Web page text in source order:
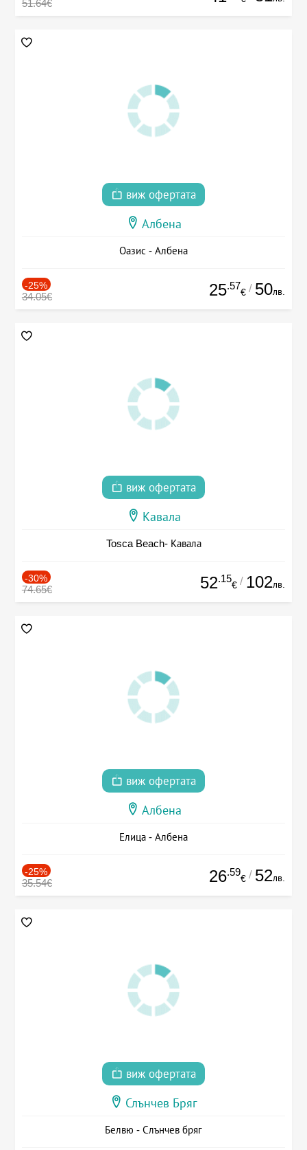
51.64€
виж офертата
Албена
Оазис - Албена
-25%
34.05€ 25.57
€ / 50лв.
виж офертата
Кавала
Tosca Beach- Кавала
-30%
74.65€ 52.15
€ / 102лв.
виж офертата
Албена
Елица - Албена
-25%
35.54€ 26.59
€ / 52лв.
виж офертата
Слънчев Бряг
Белвю - Слънчев бряг